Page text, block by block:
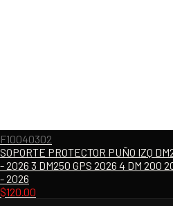
F10040302
SOPORTE PROTECTOR PUÑO IZQ
- 2026 3 DM250 GPS 2026 4 DM 200
- 2026
$120.00